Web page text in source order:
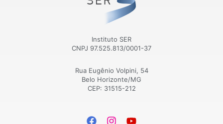
Instituto SER
CNPJ 97.525.813/0001-37
Rua Eugênio Volpini, 54
Belo Horizonte/MG
CEP: 31515-212